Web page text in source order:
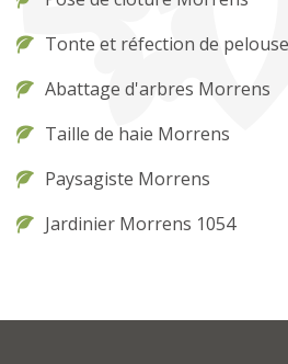
Tonte et réfection de
Abattage d'arbres Morrens
Taille de haie Morrens
Paysagiste Morrens
Jardinier Morrens 1054